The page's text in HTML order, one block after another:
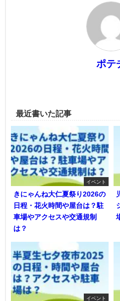
ポテ
最近書いた記事
イベント
きにゃんね大仁夏祭り2026の
日程・花火時間や屋台は？駐
車場やアクセスや交通規制
は？
イベント